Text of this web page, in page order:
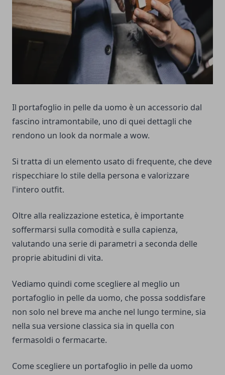
Il portafoglio in pelle da uomo è un accessorio dal
fascino intramontabile, uno di quei dettagli che
rendono un look da normale a wow.
Si tratta di un elemento usato di frequente, che deve
rispecchiare lo stile della persona e valorizzare
l'intero outfit.
Oltre alla realizzazione estetica, è importante
soffermarsi sulla comodità e sulla capienza,
valutando una serie di parametri a seconda delle
proprie abitudini di vita.
Vediamo quindi come scegliere al meglio un
portafoglio in pelle da uomo, che possa soddisfare
non solo nel breve ma anche nel lungo termine, sia
nella sua versione classica sia in quella con
fermasoldi o fermacarte.
Come scegliere un portafoglio in pelle da uomo